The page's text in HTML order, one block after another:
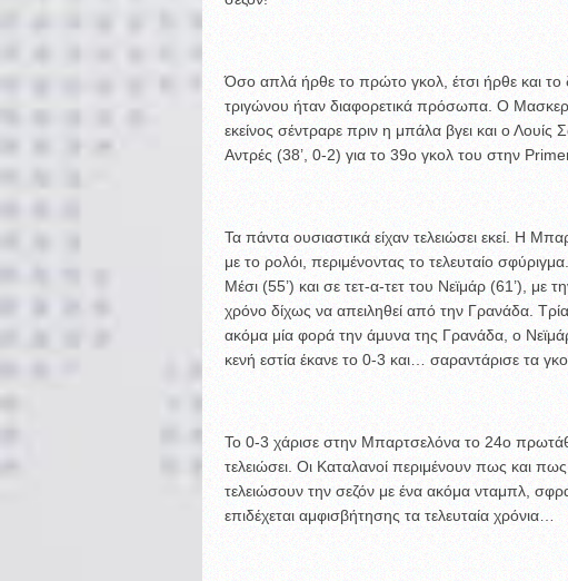
Όσο απλά ήρθε το πρώτο γκολ, έτσι ήρθε και
τριγώνου ήταν διαφορετικά πρόσωπα. Ο
εκείνος σέντραρε πριν η μπάλα βγει και ο
Αντρές (38’, 0-2) για το 39ο γκολ του στην
Τα πάντα ουσιαστικά είχαν τελειώσει εκεί. Η
με το ρολόι, περιμένοντας το τελευταίο
Μέσι (55’) και σε τετ-α-τετ του Νεϊμάρ (61’), με
χρόνο δίχως να απειληθεί από την Γρανάδα.
ακόμα μία φορά την άμυνα της Γρανάδα, ο
κενή εστία έκανε το 0-3 και… σαραντάρισε τα
Το 0-3 χάρισε στην Μπαρτσελόνα το 24ο
τελειώσει. Οι Καταλανοί περιμένουν πως και
τελειώσουν την σεζόν με ένα ακόμα νταμπλ,
επιδέχεται αμφισβήτησης τα τελευταία χρόνια…